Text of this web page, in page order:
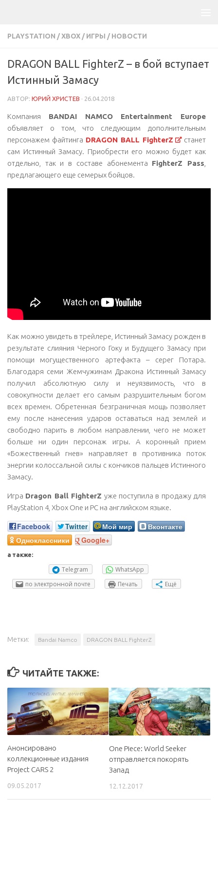
PLAYSTATION /XBOX / ИГРЫ / НОВОСТИ
DRAGON BALL FighterZ – в бой вступает
Истинный Замасу
АВТОР: ЮРИЙ ХРИСТЕВ · 26.04.2018
Компания BANDAI NAMCO Entertainment Europe
объявляет о том, что следующим дополнительным
персонажем файтинга DRAGON BALL FighterZ
станет
сам Истинный Замасу. Приобрести его можно будет как
отдельно, так и в составе абонемента FighterZ Pass
предлагающего еще семерых бойцов.
Как можно увидеть в трейлере, Истинный Замасу рожден в
результате слияния Черного Гоку и Будущего Замасу при
помощи могущественного артефакта – серег Потара.
Благодаря семи Жемчужинам Дракона Истинный Замасу
получил абсолютную силу и неуязвимость, что в
совокупности делает его самым разрушительным богом
всех времен. Обретенная безграничная мощь позволяет
ему после нанесения ударов оставаться над землей и
свободно парить в любом направлении, чего не может
больше ни один персонаж игры. А коронный прием
«Божественный гнев» направляет в противника поток
энергии колоссальной силы с кончиков пальцев Истинного
Замасу.
Игра Dragon Ball FighterZ уже поступила в продажу для
PlayStation 4, Xbox One и PC на английском языке.
Facebook Twitter Мой мир
Вконтакте
Одноклассники
Google+
а также:
Telegram
WhatsApp
по электронной почте
Печать Ещё
Метки: Bandai Namco DRAGON BALL FighterZ
ЧИТАЙТЕ ТАКЖЕ:
Анонсировано
коллекционные издания
Project CARS 2
09.05.2017
One Piece: World Seeker
отправляется покорять
Запад
12.12.2017